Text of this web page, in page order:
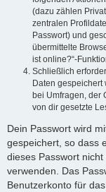
(dazu zählen
zentralen
Passwort) und
übermittelte
ist online?“-
Schließlich
Daten
bei Umfragen, der
von dir gesetzte
Dein Passwort wird
gespeichert, so dass
dieses Passwort
verwenden. Das
Benutzerkonto für